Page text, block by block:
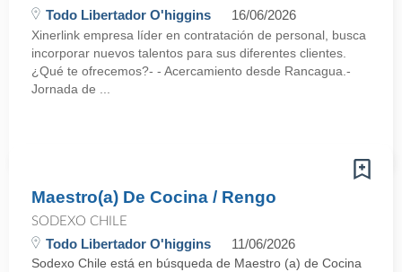
Todo Libertador O'higgins 16/06/2026
Xinerlink empresa líder en contratación de personal, busca
incorporar nuevos talentos para sus diferentes clientes.
¿Qué te ofrecemos?- - Acercamiento desde Rancagua.-
Jornada de ...
Maestro(a) De Cocina / Rengo
SODEXO CHILE
Todo Libertador O'higgins 11/06/2026
Sodexo Chile está en búsqueda de Maestro (a) de Cocina